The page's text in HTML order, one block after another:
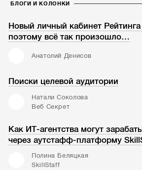
БЛОГИ И КОЛОНКИ
Новый личный кабинет Рейтинга
поэтому всё так произошло…
Анатолий Денисов
Поиски целевой аудитории
Натали Соколова
Веб Секрет
Как ИТ-агентства могут
через аутстафф-платформу
Полина Беляцкая
SkillStaff